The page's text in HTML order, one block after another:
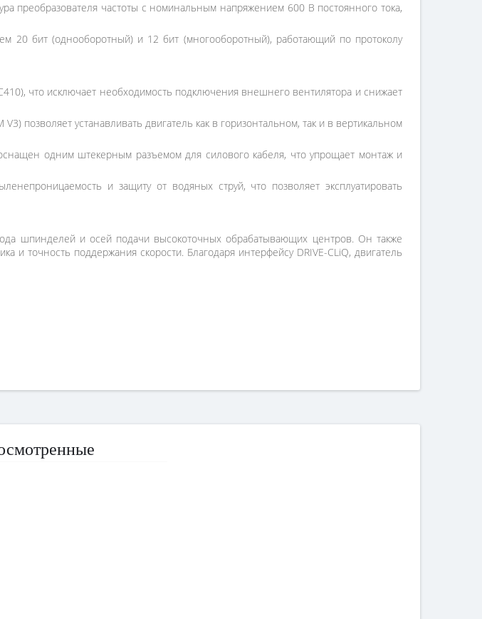
преобразователя частоты с номинальным напряжением 600 В постоянного тока,
20 бит (однооборотный) и 12 бит (многооборотный), работающий по протоколу
что исключает необходимость подключения внешнего вентилятора и снижает
позволяет устанавливать двигатель как в горизонтальном, так и в вертикальном
одним штекерным разъемом для силового кабеля, что упрощает монтаж и
и защиту от водяных струй, что позволяет эксплуатировать
шпинделей и осей подачи высокоточных обрабатывающих центров. Он также
и точность поддержания скорости. Благодаря интерфейсу DRIVE-CLiQ, двигатель